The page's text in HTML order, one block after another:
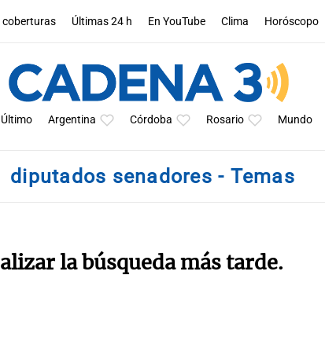
coberturas Últimas 24 h En YouTube Clima Horóscopo
Argentina Córdoba Rosario Mundo
diputados senadores - Temas
la búsqueda más tarde.